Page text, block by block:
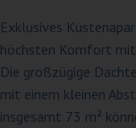
Exklusives
höchsten Komfort
Die großzügige
mit einem kleinen
insgesamt 73 m²